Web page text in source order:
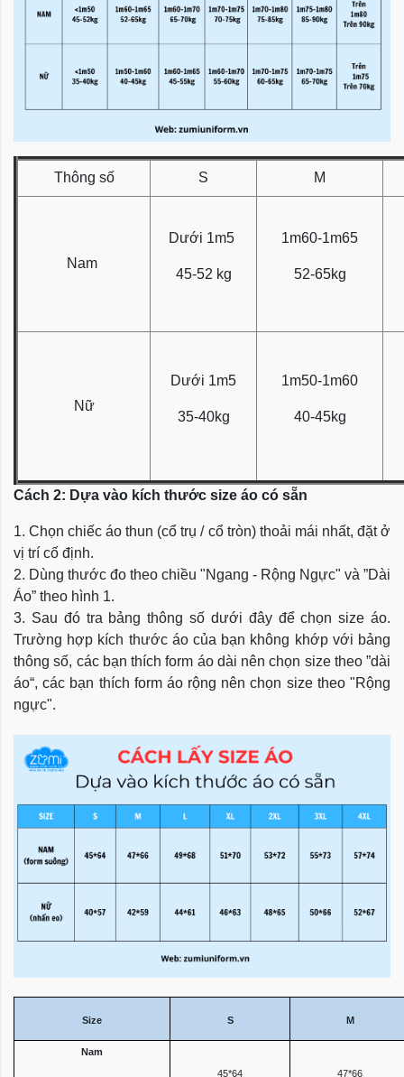
Thông số S M
Nam
Dưới 1m5
45-52 kg
1m60-1m65
52-65kg
Nữ
Dưới 1m5
35-40kg
1m50-1m60
40-45kg
Cách 2: Dựa vào kích thước size áo có sẵn
1. Chọn chiếc áo thun (cổ trụ / cổ tròn) thoải mái nhất, đặt ở
vị trí cố định.
2. Dùng thước đo theo chiều "Ngang - Rộng Ngực" và ”Dài
Áo” theo hình 1.
3. Sau đó tra bảng thông số dưới đây để chọn size áo.
Trường hợp kích thước áo của bạn không khớp với bảng
thông số, các bạn thích form áo dài nên chọn size theo ”dài
áo“, các bạn thích form áo rộng nên chọn size theo "Rộng
ngực".
Size S M
Nam
45*64
47*66